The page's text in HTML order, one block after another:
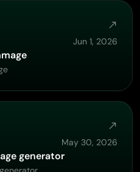
Jun 1, 2026
May 30, 2026
generator